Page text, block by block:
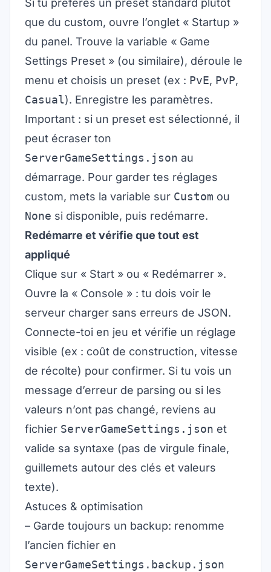
Si tu préfères un preset standard plutôt
que du custom, ouvre l’onglet « Startup »
du panel. Trouve la variable « Game
Settings Preset » (ou similaire), déroule le
menu et choisis un preset (ex : PvE, PvP,
Casual). Enregistre les paramètres.
Important : si un preset est sélectionné, il
peut écraser ton
ServerGameSettings.json au
démarrage. Pour garder tes réglages
custom, mets la variable sur Custom ou
None si disponible, puis redémarre.
Redémarre et vérifie que tout est
appliqué
Clique sur « Start » ou « Redémarrer ».
Ouvre la « Console » : tu dois voir le
serveur charger sans erreurs de JSON.
Connecte-toi en jeu et vérifie un réglage
visible (ex : coût de construction, vitesse
de récolte) pour confirmer. Si tu vois un
message d’erreur de parsing ou si les
valeurs n’ont pas changé, reviens au
fichier ServerGameSettings.json et
valide sa syntaxe (pas de virgule finale,
guillemets autour des clés et valeurs
texte).
Astuces & optimisation
– Garde toujours un backup: renomme
l’ancien fichier en
ServerGameSettings.backup.json